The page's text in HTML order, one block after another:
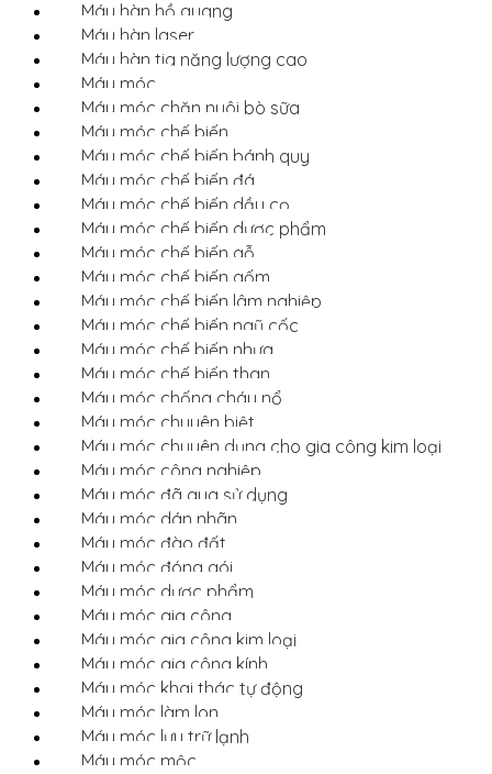
Máy hàn hồ quang
Máy hàn laser
Máy hàn tia năng lượng cao
Máy móc
Máy móc chăn nuôi bò sữa
Máy móc chế biến
Máy móc chế biến bánh quy
Máy móc chế biến đá
Máy móc chế biến dầu cọ
Máy móc chế biến dược phẩm
Máy móc chế biến gỗ
Máy móc chế biến gốm
Máy móc chế biến lâm nghiệp
Máy móc chế biến ngũ cốc
Máy móc chế biến nhựa
Máy móc chế biến than
Máy móc chống cháy nổ
Máy móc chuyên biệt
Máy móc chuyên dụng cho gia công kim loại
Máy móc công nghiệp
Máy móc đã qua sử dụng
Máy móc dán nhãn
Máy móc đào đất
Máy móc đóng gói
Máy móc dược phẩm
Máy móc gia công
Máy móc gia công kim loại
Máy móc gia công kính
Máy móc khai thác tự động
Máy móc làm lon
Máy móc lưu trữ lạnh
Máy móc mộc